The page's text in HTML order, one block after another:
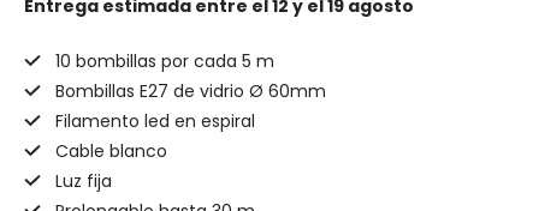
Entrega estimada entre el 12 y el 19 agosto
10 bombillas por cada 5 m
Bombillas E27 de vidrio Ø 60mm
Filamento led en espiral
Cable blanco
Luz fija